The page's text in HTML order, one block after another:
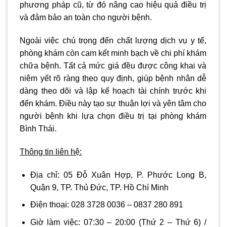
phương pháp cũ, từ đó nâng cao hiệu quả điều trị
và đảm bảo an toàn cho người bệnh.
Ngoài việc chú trọng đến chất lượng dịch vụ y tế,
phòng khám còn cam kết minh bạch về chi phí khám
chữa bệnh. Tất cả mức giá đều được công khai và
niêm yết rõ ràng theo quy định, giúp bệnh nhân dễ
dàng theo dõi và lập kế hoạch tài chính trước khi
đến khám. Điều này tạo sự thuận lợi và yên tâm cho
người bệnh khi lựa chọn điều trị tại phòng khám
Bình Thái.
Thông tin liên hệ:
Địa chỉ: 05 Đỗ Xuân Hợp, P. Phước Long B,
Quận 9, TP. Thủ Đức, TP. Hồ Chí Minh
Điện thoại: 028 3728 0036 – 0837 280 891
Giờ làm việc: 07:30 – 20:00 (Thứ 2 – Thứ 6) /